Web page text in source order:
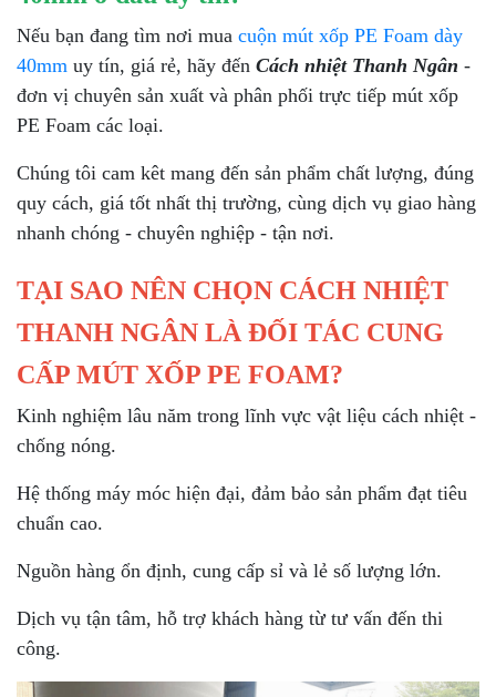
Nếu bạn đang tìm nơi mua cuộn mút xốp PE Foam dày
40mm uy tín, giá rẻ, hãy đến Cách nhiệt Thanh Ngân -
đơn vị chuyên sản xuất và phân phối trực tiếp mút xốp
PE Foam các loại.
Chúng tôi cam kêt mang đến sản phẩm chất lượng, đúng
quy cách, giá tốt nhất thị trường, cùng dịch vụ giao hàng
nhanh chóng - chuyên nghiệp - tận nơi.
TẠI SAO NÊN CHỌN CÁCH NHIỆT
THANH NGÂN LÀ ĐỐI TÁC CUNG
CẤP MÚT XỐP PE FOAM?
Kinh nghiệm lâu năm trong lĩnh vực vật liệu cách nhiệt -
chống nóng.
Hệ thống máy móc hiện đại, đảm bảo sản phẩm đạt tiêu
chuẩn cao.
Nguồn hàng ổn định, cung cấp sỉ và lẻ số lượng lớn.
Dịch vụ tận tâm, hỗ trợ khách hàng từ tư vấn đến thi
công.